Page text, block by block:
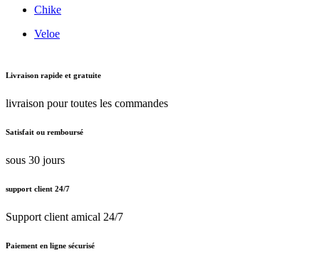
Chike
Veloe
Livraison rapide et gratuite
livraison pour toutes les commandes
Satisfait ou remboursé
sous 30 jours
support client 24/7
Support client amical 24/7
Paiement en ligne sécurisé